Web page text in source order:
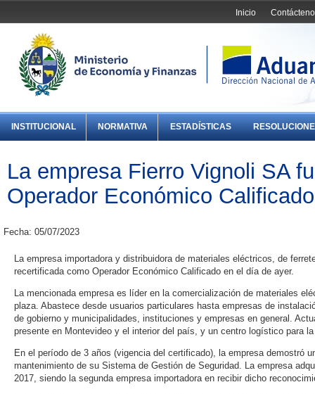
Inicio
INSTITUCIONAL NORMATIVA ESTADÍSTICAS
La empresa Fierro Vignoli SA
Operador Económico Calificado
Fecha: 05/07/2023
La empresa importadora y distribuidora de materiales eléctricos, de
recertificada como Operador Económico Calificado en el día de ayer.
La mencionada empresa es líder en la comercialización de materiales
plaza. Abastece desde usuarios particulares hasta empresas de
de gobierno y municipalidades, instituciones y empresas en general.
presente en Montevideo y el interior del país, y un centro logístico para
En el período de 3 años (vigencia del certificado), la empresa demostró
mantenimiento de su Sistema de Gestión de Seguridad. La empresa
2017, siendo la segunda empresa importadora en recibir dicho